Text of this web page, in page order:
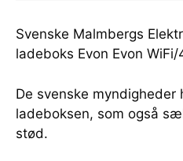
Svenske Malmbergs
ladeboks Evon Evon
De svenske
ladeboksen, som også
stød.